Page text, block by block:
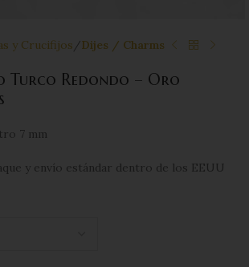
y Crucifijos Dijes / Charms
Turco Redondo – Oro
7 mm
y envío estándar dentro de los EEUU